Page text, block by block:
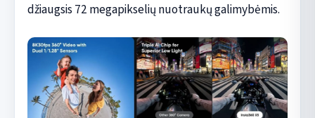
džiaugsis 72 megapikselių nuotraukų galimybėmis.